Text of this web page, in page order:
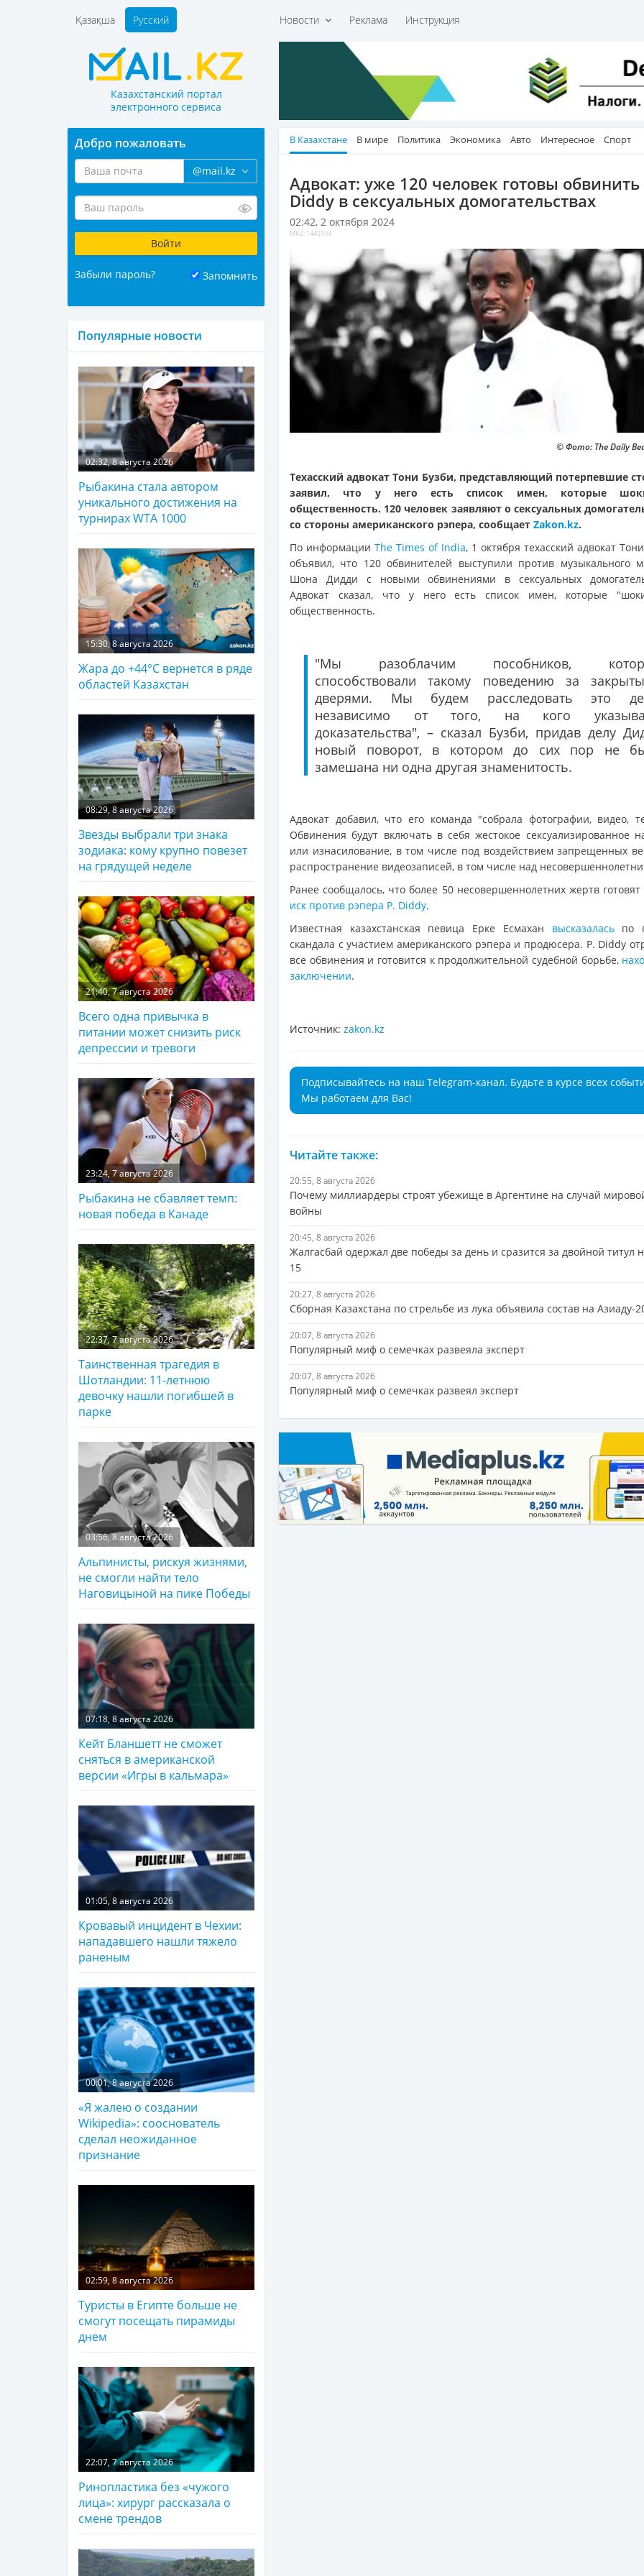
Новости Реклама Инструкция
Қазақша Русский
Казахстанский портал
электронного сервиса
В Казахстане В мире Политика Экономика Авто Интересное Спорт
Адвокат: уже 120 человек готовы обвинить
Diddy в сексуальных домогательствах
02:42, 2 октября 2024
MKZ: 1442194
© Фото: The Daily
Техасский адвокат Тони Бузби, представляющий потерпевшие
заявил, что у него есть список имен, которые
общественность. 120 человек заявляют о сексуальных
со стороны американского рэпера, сообщает Zakon.kz.
По информации The Times of India, 1 октября техасский адвокат
объявил, что 120 обвинителей выступили против музыкального
Шона Дидди с новыми обвинениями в сексуальных
Адвокат сказал, что у него есть список имен, которые
общественность.
"Мы разоблачим пособников,
способствовали такому поведению за
дверями. Мы будем расследовать это
независимо от того, на кого
доказательства", – сказал Бузби, придав делу
новый поворот, в котором до сих пор не
замешана ни одна другая знаменитость.
Адвокат добавил, что его команда "собрала фотографии, видео,
Обвинения будут включать в себя жестокое сексуализированное
или изнасилование, в том числе под воздействием запрещенных
распространение видеозаписей, в том числе над
Ранее сообщалось, что более 50 несовершеннолетних жертв готовят
иск против рэпера P. Diddy.
Известная казахстанская певица Ерке Есмахан высказаласьпо
скандала с участием американского рэпера и продюсера. P. Diddy
все обвинения и готовится к продолжительной судебной борьбе,
заключении.
Источник: zakon.kz
Подписывайтесь на наш Telegram-канал. Будьте в курсе всех
Мы работаем для Вас!
Читайте также:
20:55, 8 августа 2026
Почему миллиардеры строят убежище в Аргентине на случай
войны
20:45, 8 августа 2026
Жалгасбай одержал две победы за день и сразится за двойной титул
15
20:27, 8 августа 2026
Сборная Казахстана по стрельбе из лука объявила состав на Азиаду-
20:07, 8 августа 2026
Популярный миф о семечках развеяла эксперт
20:07, 8 августа 2026
Популярный миф о семечках развеял эксперт
Добро пожаловать
@mail.kz
Забыли пароль? Запомнить
Популярные новости
02:32, 8 августа 2026
Рыбакина стала автором
уникального достижения на
турнирах WTA 1000
15:30, 8 августа 2026
Жара до +44°С вернется в ряде
областей Казахстан
08:29, 8 августа 2026
Звезды выбрали три знака
зодиака: кому крупно повезет
на грядущей неделе
21:40, 7 августа 2026
Всего одна привычка в
питании может снизить риск
депрессии и тревоги
23:24, 7 августа 2026
Рыбакина не сбавляет темп:
новая победа в Канаде
22:37, 7 августа 2026
Таинственная трагедия в
Шотландии: 11-летнюю
девочку нашли погибшей в
парке
03:56, 8 августа 2026
Альпинисты, рискуя жизнями,
не смогли найти тело
Наговицыной на пике Победы
07:18, 8 августа 2026
Кейт Бланшетт не сможет
сняться в американской
версии «Игры в кальмара»
01:05, 8 августа 2026
Кровавый инцидент в Чехии:
нападавшего нашли тяжело
раненым
00:01, 8 августа 2026
«Я жалею о создании
Wikipedia»: сооснователь
сделал неожиданное
признание
02:59, 8 августа 2026
Туристы в Египте больше не
смогут посещать пирамиды
днем
22:07, 7 августа 2026
Ринопластика без «чужого
лица»: хирург рассказала о
смене трендов